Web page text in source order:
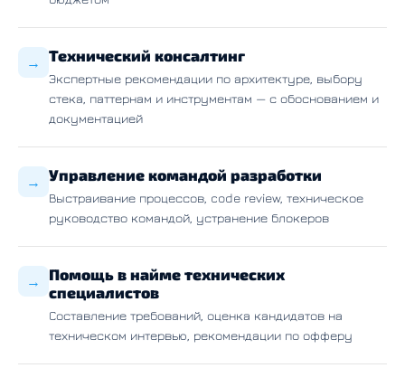
→ Технический консалтинг
Экспертные рекомендации по архитектуре, выбору
стека, паттернам и инструментам — с обоснованием и
документацией
→ Управление командой разработки
Выстраивание процессов, code review, техническое
руководство командой, устранение блокеров
→
Помощь в найме технических
специалистов
Составление требований, оценка кандидатов на
техническом интервью, рекомендации по офферу